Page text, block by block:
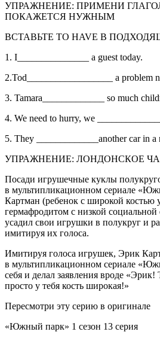
УПРАЖНЕНИЕ: ПРИМЕНИ
ПОКАЖЕТСЯ НУЖНЫМ
ВСТАВЬТЕ TO HAVE В
1. I_______________ a guest today.
2.Tod__________________ a problem
3. Tamara_____________ so much
4. We need to hurry, we
5. They _____________another car in a
УПРАЖНЕНИЕ: ЛОНДОНСКОЕ
Посади игрушечные куклы
в мультипликационном сериале
Картман (ребенок с широкой костью
гермафродитом с низкой социальной
усадил свои игрушки в полукруг и
имитируя их голоса.
Имитируя голоса игрушек, Эрик
в мультипликационном сериале
себя и делал заявления вроде
просто у тебя кость широкая!»
Пересмотри эту серию в оригинале
«Южный парк» 1 сезон 13 серия